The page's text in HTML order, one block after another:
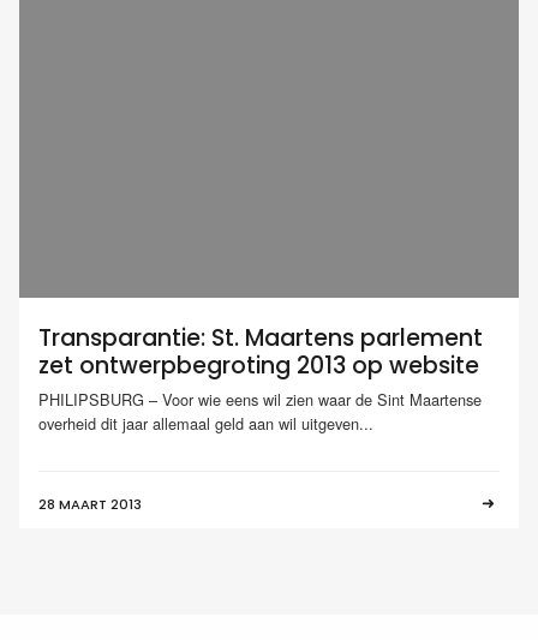
Transparantie: St. Maartens parlement
zet ontwerpbegroting 2013 op website
PHILIPSBURG – Voor wie eens wil zien waar de Sint Maartense
overheid dit jaar allemaal geld aan wil uitgeven...
28 MAART 2013